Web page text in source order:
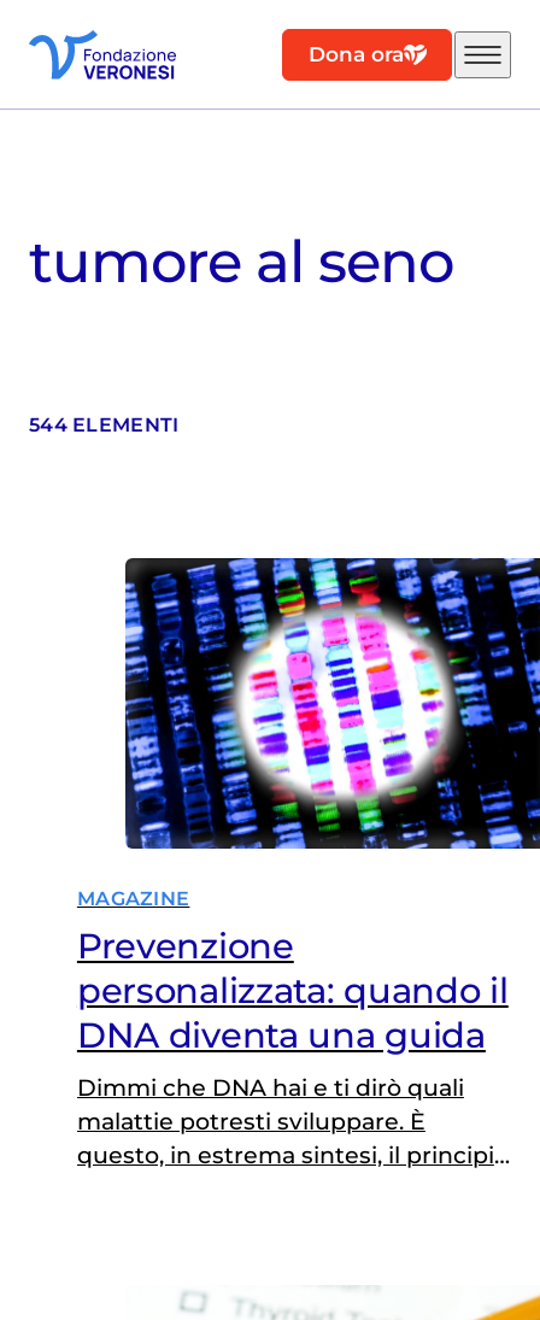
Dona ora
tumore al seno
544 ELEMENTI
MAGAZINE
Prevenzione
personalizzata: quando il
DNA diventa una guida
Dimmi che DNA hai e ti dirò quali
malattie potresti sviluppare. È
questo, in estrema sintesi, il principio
individuale, per intervenire prima